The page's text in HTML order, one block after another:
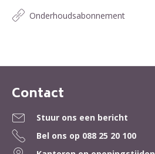
Onderhoudsabonnement
Contactinformatie
Contact
Stuur ons een bericht
Bel ons op 088 25 20 100